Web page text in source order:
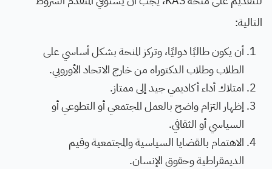
التالية:
أن يكون طالبًا دوليًا، وتركز المنحة بشكل أساسي على
الطلاب وطلاب الدكتوراه من خارج الاتحاد الأوروبي.
امتلاك أداء أكاديمي جيد إلى ممتاز.
إظهار التزام واضح بالعمل المجتمعي أو التطوعي أو
السياسي أو الثقافي.
الاهتمام بالقضايا السياسية والمجتمعية وقيم
الديمقراطية وحقوق الإنسان.